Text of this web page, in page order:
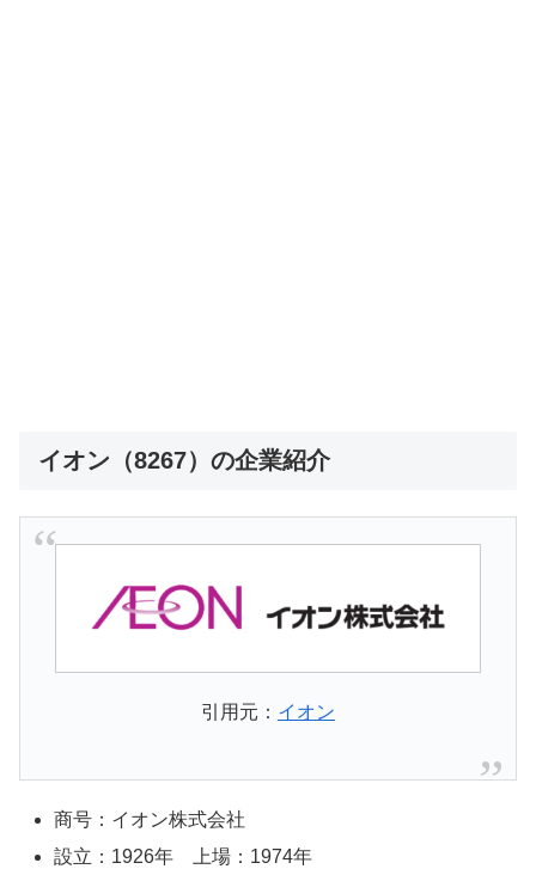
イオン（8267）の企業紹介
引用元： イオン
商号：イオン株式会社
設立：1926年 上場：1974年